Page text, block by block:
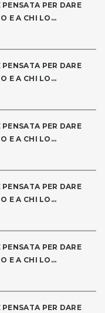
PER DARE
E A CHI LO...
PER DARE
E A CHI LO...
PER DARE
E A CHI LO...
PER DARE
E A CHI LO...
PER DARE
E A CHI LO...
PER DARE